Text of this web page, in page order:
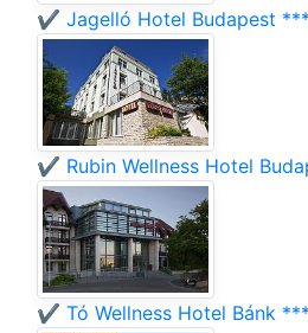
✔️ Jagelló Hotel Budapest ***
✔️ Rubin Wellness Hotel
✔️ Tó Wellness Hotel Bánk ***